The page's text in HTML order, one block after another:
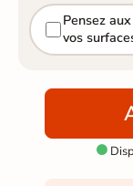
Pensez
vos
